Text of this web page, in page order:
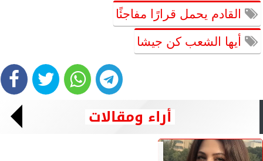
القادم يحمل قرارًا مفاجئًا
أيها الشعب كن جيشا
أراء ومقالات